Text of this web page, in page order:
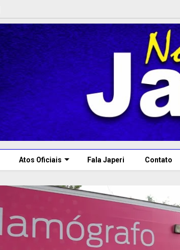
Atos Oficiais Fala Japeri Contato